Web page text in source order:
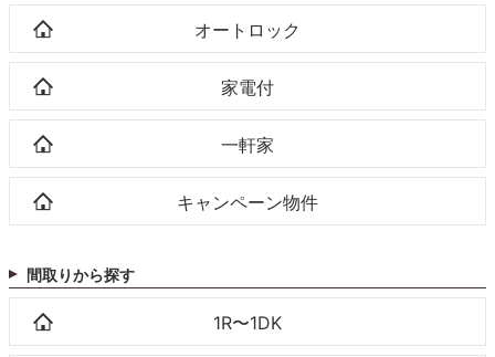
オートロック
家電付
一軒家
キャンペーン物件
間取りから探す
1R〜1DK